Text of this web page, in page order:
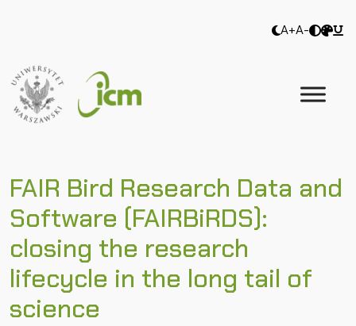
A+A-
FAIR Bird Research Data and
Software (FAIRBiRDS):
closing the research
lifecycle in the long tail of
science